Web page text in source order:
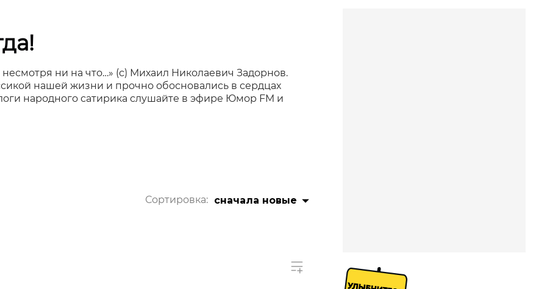
ни на что…» (с) Михаил Николаевич Задорнов.
нашей жизни и прочно обосновались в сердцах
народного сатирика слушайте в эфире Юмор FM и
Сортировка: сначала новые